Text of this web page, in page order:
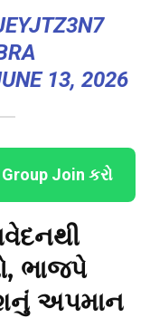
13, 2026
Join કરો
ભાજપે
અપમાન